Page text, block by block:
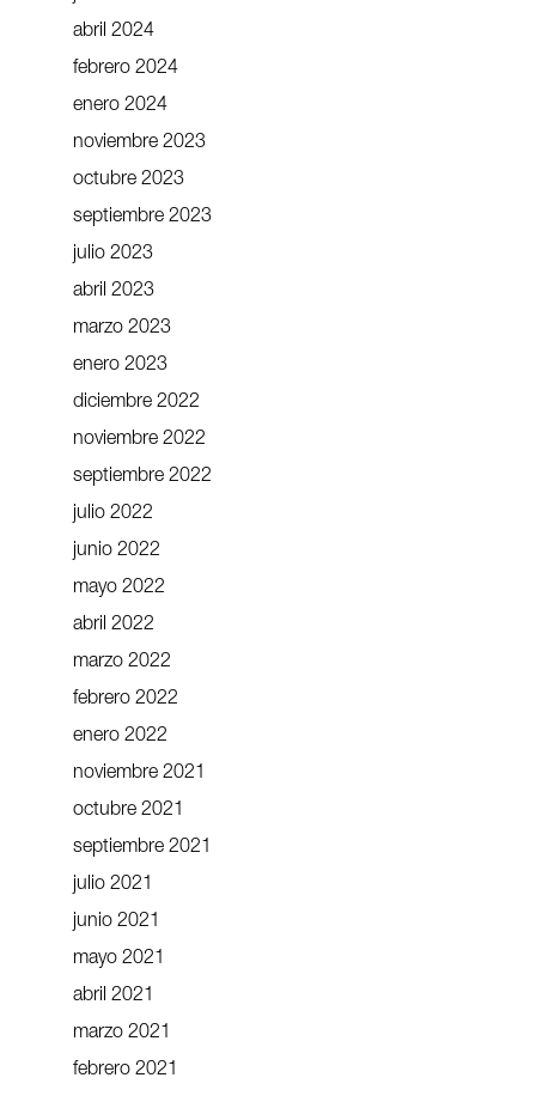
abril 2024
febrero 2024
enero 2024
noviembre 2023
octubre 2023
septiembre 2023
julio 2023
abril 2023
marzo 2023
enero 2023
diciembre 2022
noviembre 2022
septiembre 2022
julio 2022
junio 2022
mayo 2022
abril 2022
marzo 2022
febrero 2022
enero 2022
noviembre 2021
octubre 2021
septiembre 2021
julio 2021
junio 2021
mayo 2021
abril 2021
marzo 2021
febrero 2021